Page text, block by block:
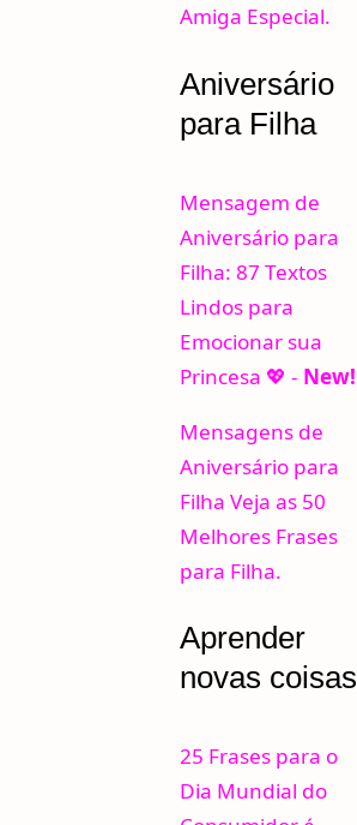
Amiga Especial.
Aniversário
para Filha
Mensagem de
Aniversário para
Filha: 87 Textos
Lindos para
Emocionar sua
Princesa 💖 - New!
Mensagens de
Aniversário para
Filha Veja as 50
Melhores Frases
para Filha.
Aprender
novas coisas
25 Frases para o
Dia Mundial do